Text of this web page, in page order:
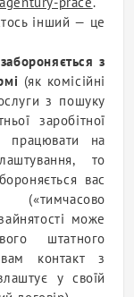
інший — це
з
(як комісійні
з пошуку
заробітної
на
то
вас
може
штатного
контакт з
у своїй